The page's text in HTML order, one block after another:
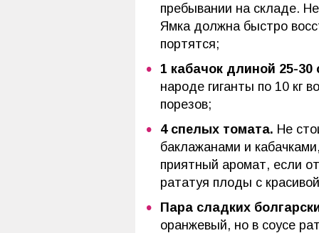
пребывании на складе.
Ямка должна быстро
портятся;
1 кабачок длиной 25-30
народе гиганты по 10 кг
порезов;
4 спелых томата. Не
баклажанами и
приятный аромат, если
рататуя плоды с
Пара сладких
оранжевый, но в соусе